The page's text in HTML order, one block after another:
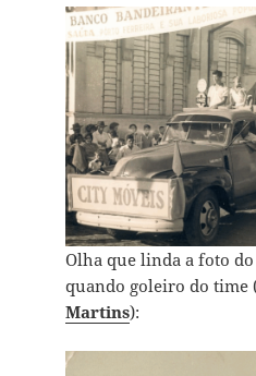
Olha que linda a foto do
quando goleiro do time
Martins):